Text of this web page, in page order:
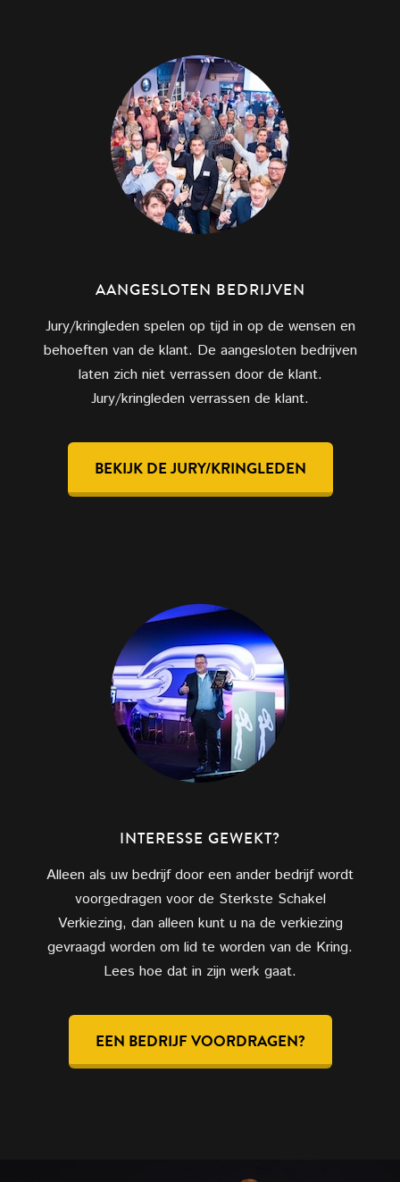
AANGESLOTEN BEDRIJVEN
Jury/kringleden spelen op tijd in op de wensen en
behoeften van de klant. De aangesloten bedrijven
laten zich niet verrassen door de klant.
Jury/kringleden verrassen de klant.
BEKIJK DE JURY/KRINGLEDEN
INTERESSE GEWEKT?
Alleen als uw bedrijf door een ander bedrijf wordt
voorgedragen voor de Sterkste Schakel
Verkiezing, dan alleen kunt u na de verkiezing
gevraagd worden om lid te worden van de Kring.
Lees hoe dat in zijn werk gaat.
EEN BEDRIJF VOORDRAGEN?